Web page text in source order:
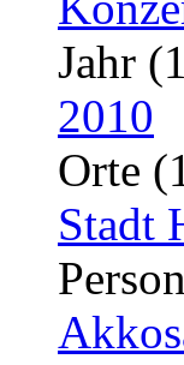
Jahr
2010
Orte
Stadt